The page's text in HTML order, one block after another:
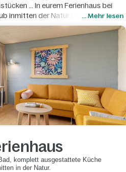
... In eurem Ferienhaus bei
inmitten der Natur und fühlt euch
wie zu Hause.
... Mehr lesen
komplett ausgestattete Küche
in der Natur.